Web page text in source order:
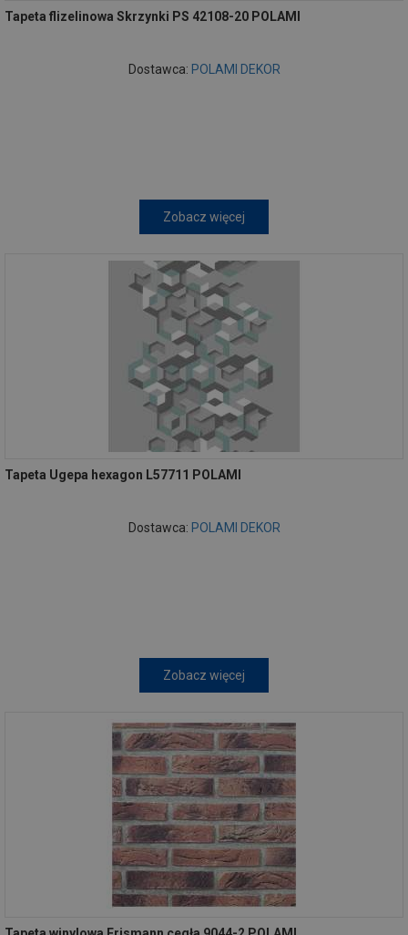
Tapeta flizelinowa Skrzynki PS 42108-20 POLAMI
Dostawca: POLAMI DEKOR
Zobacz więcej
Tapeta Ugepa hexagon L57711 POLAMI
Dostawca: POLAMI DEKOR
Zobacz więcej